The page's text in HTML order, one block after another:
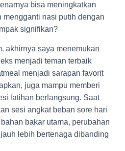
bisa meningkatkan
mengganti nasi putih dengan
signifikan?
akhirnya saya menemukan
menjadi teman terbaik
menjadi sarapan favorit
juga mampu memberi
latihan berlangsung. Saat
sesi angkat beban sore hari
bakar utama, perubahan
lebih bertenaga dibanding